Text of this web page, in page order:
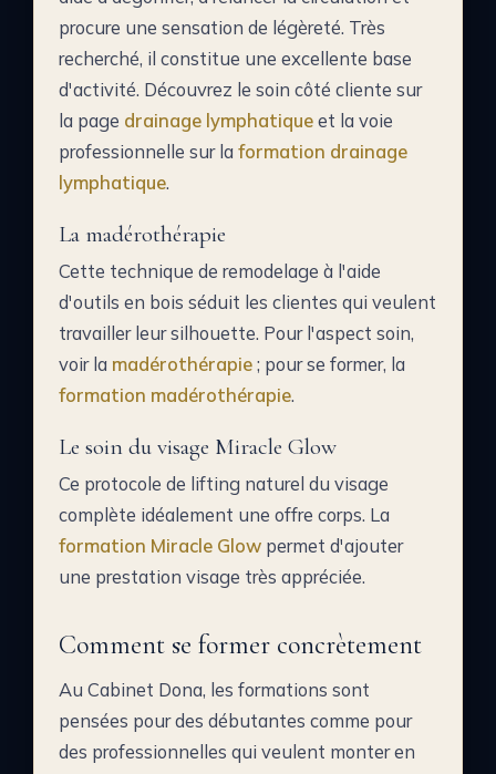
procure une sensation de légèreté. Très
recherché, il constitue une excellente base
d'activité. Découvrez le soin côté cliente sur
la page drainage lymphatiqueet la voie
professionnelle sur laformation drainage
lymphatique.
La madérothérapie
Cette technique de remodelage à l'aide
d'outils en bois séduit les clientes qui veulent
travailler leur silhouette. Pour l'aspect soin,
voir la madérothérapie; pour se former, la
formation madérothérapie.
Le soin du visage Miracle Glow
Ce protocole de lifting naturel du visage
complète idéalement une offre corps. La
formation Miracle Glow permet d'ajouter
une prestation visage très appréciée.
Comment se former concrètement
Au Cabinet Dona, les formations sont
pensées pour des débutantes comme pour
des professionnelles qui veulent monter en